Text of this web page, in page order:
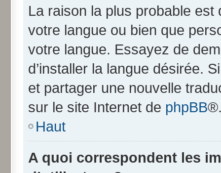
La raison la plus probable est
votre langue ou bien que
votre langue. Essayez de
d’installer la langue désirée.
et partager une nouvelle
sur le site Internet de phpBB
Haut
A quoi correspondent les